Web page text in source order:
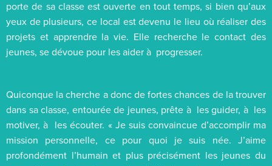
porte de sa classe est ouverte en tout temps, si bien qu’aux
yeux de plusieurs, ce local est devenu le lieu où réaliser des
projets et apprendre la vie. Elle recherche le contact des
jeunes, se dévoue pour les aider à progresser.
Quiconque la cherche a donc de fortes chances de la trouver
dans sa classe, entourée de jeunes, prête à les guider, à les
motiver, à les écouter. « Je suis convaincue d’accomplir ma
mission personnelle, ce pour quoi je suis née. J’aime
profondément l’humain et plus précisément les jeunes du